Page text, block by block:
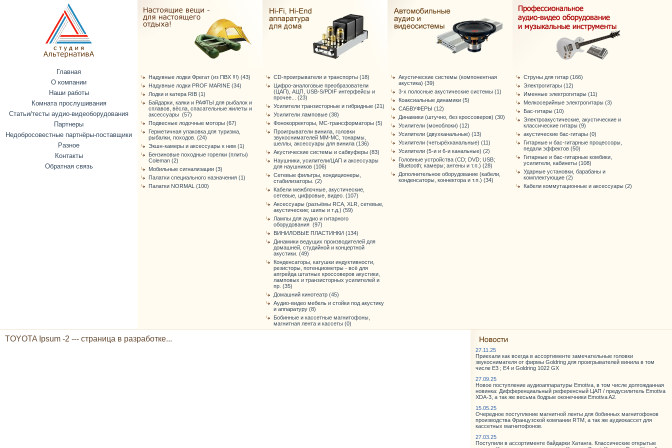
Главная
О компании
Наши работы
Комната прослушивания
Статьи/тесты аудио-видеоборудования
Партнеры
Недобросовестные партнёры-поставщики
Разное
Контакты
Обратная связь
Надувные лодки Фрегат (из ПВХ !!!) (43)
Надувные лодки PROF MARINE (34)
Лодки и катера RIB (1)
Байдарки, каяки и РАФТЫ для рыбалок и
сплавов, вёсла, спасательные жилеты и
аксессуары (57)
Подвесные лодочные моторы (67)
Герметичная упаковка для туризма,
рыбалки, походов. (24)
Экшн-камеры и аксессуары к ним (1)
Бензиновые походные горелки (плиты)
Coleman (2)
Мобильные сигнализации (3)
Палатки специального назначения (1)
Палатки NORMAL (100)
CD-проигрыватели и транспорты (18)
Цифро-аналоговые преобразователи
(ЦАП), АЦП, USB-S/PDIF интерфейсы и
прочее... (23)
Усилители транзисторные и гибридные (21)
Усилители ламповые (38)
Фонокорректоры, МС-трансформаторы (5)
Проигрыватели винила, головки
звукоснимателей ММ-МС, тонармы,
шеллы, аксессуары для винила (136)
Акустические системы и сабвуферы (83)
Наушники, усилители/ЦАП и аксессуары
для наушников (106)
Сетевые фильтры, кондиционеры,
стабилизаторы. (2)
Кабели межблочные, акустические,
сетевые, цифровые, видео. (107)
Аксессуары (разъёмы RCA, XLR, сетевые,
акустические; шипы и т.д.) (59)
Лампы для аудио и гитарного
оборудования (97)
ВИНИЛОВЫЕ ПЛАСТИНКИ (134)
Динамики ведущих производителей для
домашней, студийной и концертной
акустики. (49)
Конденсаторы, катушки индуктивности,
резисторы, потенциометры - всё для
апгрейда штатных кроссоверов акустики,
ламповых и транзисторных усилителей и
пр. (35)
Домашний кинотеатр (45)
Аудио-видео мебель и стойки под акустику
и аппаратуру (8)
Бобинные и кассетные магнитофоны,
магнитная лента и кассеты (0)
Акустические системы (компонентная
акустика) (39)
3-х полосные акустические системы (1)
Коаксиальные динамики (5)
САБВУФЕРЫ (12)
Динамики (штучно, без кроссоверов) (30)
Усилители (моноблоки) (12)
Усилители (двухканальные) (13)
Усилители (четырёхканальные) (11)
Усилители (5-и и 6-и канальные) (2)
Головные устройства (CD; DVD; USB;
Bluetooth; камеры; антены и т.п.) (28)
Дополнительное оборудование (кабели,
конденсаторы, коннектора и т.п.) (34)
Струны для гитар (166)
Электрогитары (12)
Именные электрогитары (11)
Мелкосерийные электрогитары (3)
Бас-гитары (10)
Электроакустические, акустические и
классические гитары (9)
акустические бас-гитары (0)
Гитарные и бас-гитарные процессоры,
педали эффектов (50)
Гитарные и бас-гитарные комбики,
усилители, кабинеты (108)
Ударные установки, барабаны и
комплектующие (2)
Кабели коммутационные и аксессуары (2)
TOYOTA Ipsum -2 --- страница в разработке...
27.11.25
Приехали как всегда в ассортименте замечательные головки
звукоснимателя от фирмы Goldring для проигрывателей винила в том
числе E3 ; E4 и Goldring 1022 GX
27.09.25
Новое поступление аудиоаппаратуры Emotiva, в том числе долгожданная
новинка: Дифференциальный референсный ЦАП / предусилитель Emotiva
XDA-3, а так же весьма бодрые оконечники Emotiva A2.
15.05.25
Очередное поступление магнитной ленты для бобинных магнитофонов
производства Французской компании RTM, а так же аудиокассет для
кассетных магнитофонов.
27.03.25
Поступили в ассортименте байдарки Хатанга. Классические открытые